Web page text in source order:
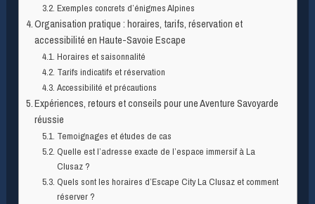
Exemples concrets d’énigmes Alpines
Organisation pratique : horaires, tarifs, réservation et
accessibilité en Haute-Savoie Escape
Horaires et saisonnalité
Tarifs indicatifs et réservation
Accessibilité et précautions
Expériences, retours et conseils pour une Aventure Savoyarde
réussie
Temoignages et études de cas
Quelle est l’adresse exacte de l’espace immersif à La
Clusaz ?
Quels sont les horaires d’Escape City La Clusaz et comment
réserver ?